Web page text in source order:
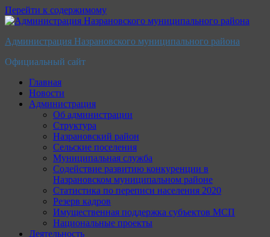
Перейти к содержимому
Администрация Назрановского муниципального района
Официальный сайт
Главная
Новости
Администрация
Об администрации
Структура
Назрановский район
Сельские поселения
Муниципальная служба
Содействие развитию конкуренции в
Назрановском муниципальном районе
Статистика по переписи населения 2020
Резерв кадров
Имущественная поддержка субъектов МСП
Национальные проекты
Деятельность